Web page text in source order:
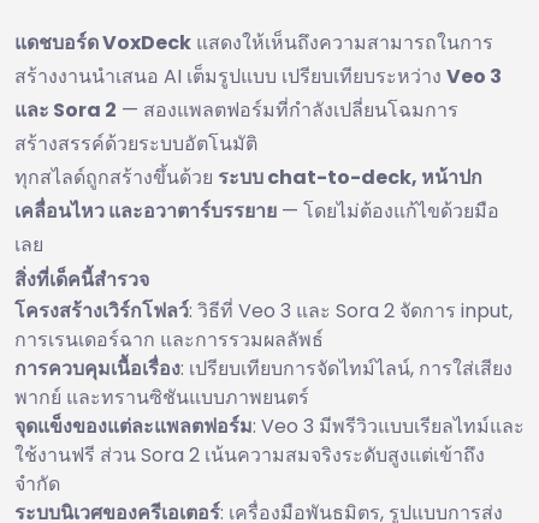
แดชบอร์ด VoxDeck แสดงให้เห็นถึงความสามารถในการ
สร้างงานนำเสนอ AI เต็มรูปแบบ เปรียบเทียบระหว่าง Veo 3
และ Sora 2 — สองแพลตฟอร์มที่กำลังเปลี่ยนโฉมการ
สร้างสรรค์ด้วยระบบอัตโนมัติ
ทุกสไลด์ถูกสร้างขึ้นด้วย ระบบ chat-to-deck, หน้าปก
เคลื่อนไหว และอวาตาร์บรรยาย — โดยไม่ต้องแก้ไขด้วยมือ
เลย
สิ่งที่เด็คนี้สำรวจ
โครงสร้างเวิร์กโฟลว์: วิธีที่ Veo 3 และ Sora 2 จัดการ input,
การเรนเดอร์ฉาก และการรวมผลลัพธ์
การควบคุมเนื้อเรื่อง: เปรียบเทียบการจัดไทม์ไลน์, การใส่เสียง
พากย์ และทรานซิชันแบบภาพยนตร์
จุดแข็งของแต่ละแพลตฟอร์ม: Veo 3 มีพรีวิวแบบเรียลไทม์และ
ใช้งานฟรี ส่วน Sora 2 เน้นความสมจริงระดับสูงแต่เข้าถึง
จำกัด
ระบบนิเวศของครีเอเตอร์: เครื่องมือพันธมิตร, รูปแบบการส่ง